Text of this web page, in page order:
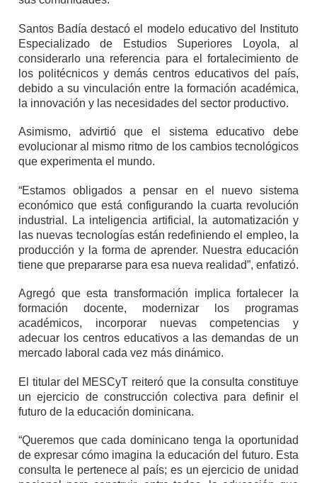
Santos Badía destacó el modelo educativo del Instituto
Especializado de Estudios Superiores Loyola, al
considerarlo una referencia para el fortalecimiento de
los politécnicos y demás centros educativos del país,
debido a su vinculación entre la formación académica,
la innovación y las necesidades del sector productivo.
Asimismo, advirtió que el sistema educativo debe
evolucionar al mismo ritmo de los cambios tecnológicos
que experimenta el mundo.
“Estamos obligados a pensar en el nuevo sistema
económico que está configurando la cuarta revolución
industrial. La inteligencia artificial, la automatización y
las nuevas tecnologías están redefiniendo el empleo, la
producción y la forma de aprender. Nuestra educación
tiene que prepararse para esa nueva realidad”, enfatizó.
Agregó que esta transformación implica fortalecer la
formación docente, modernizar los programas
académicos, incorporar nuevas competencias y
adecuar los centros educativos a las demandas de un
mercado laboral cada vez más dinámico.
El titular del MESCyT reiteró que la consulta constituye
un ejercicio de construcción colectiva para definir el
futuro de la educación dominicana.
“Queremos que cada dominicano tenga la oportunidad
de expresar cómo imagina la educación del futuro. Esta
consulta le pertenece al país; es un ejercicio de unidad